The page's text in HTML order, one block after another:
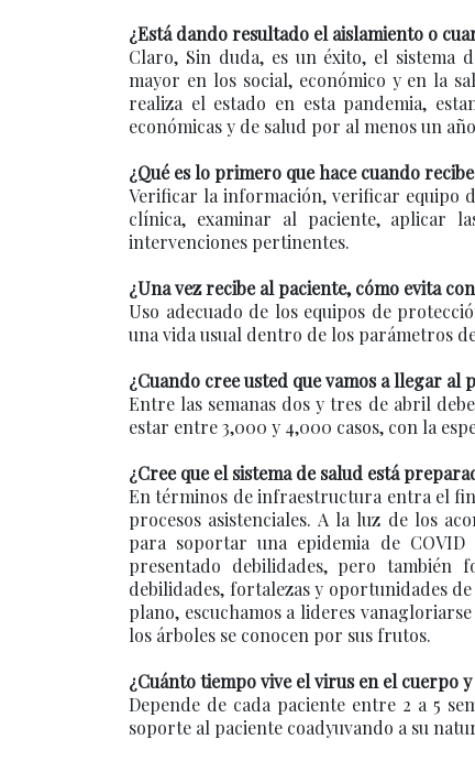
¿Está dando resultado el aislamiento o
Claro, Sin duda, es un éxito, el sistema
mayor en los social, económico y en la
realiza el estado en esta pandemia,
económicas y de salud por al menos un
¿Qué es lo primero que hace cuando
Verificar la información, verificar equipo
clínica, examinar al paciente, aplicar
intervenciones pertinentes.
¿Una vez recibe al paciente, cómo evita
Uso adecuado de los equipos de
una vida usual dentro de los parámetros
¿Cuando cree usted que vamos a llegar al
Entre las semanas dos y tres de abril
estar entre 3,000 y 4,000 casos, con la
¿Cree que el sistema de salud está
En términos de infraestructura entra el
procesos asistenciales. A la luz de los
para soportar una epidemia de
presentado debilidades, pero también
debilidades, fortalezas y oportunidades
plano, escuchamos a lideres
los árboles se conocen por sus frutos.
¿Cuánto tiempo vive el virus en el cuerpo
Depende de cada paciente entre 2 a 5
soporte al paciente coadyuvando a su